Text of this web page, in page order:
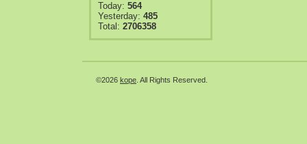
Today: 564
Yesterday: 485
Total: 2706358
©2026 kope . All Rights Reserved.